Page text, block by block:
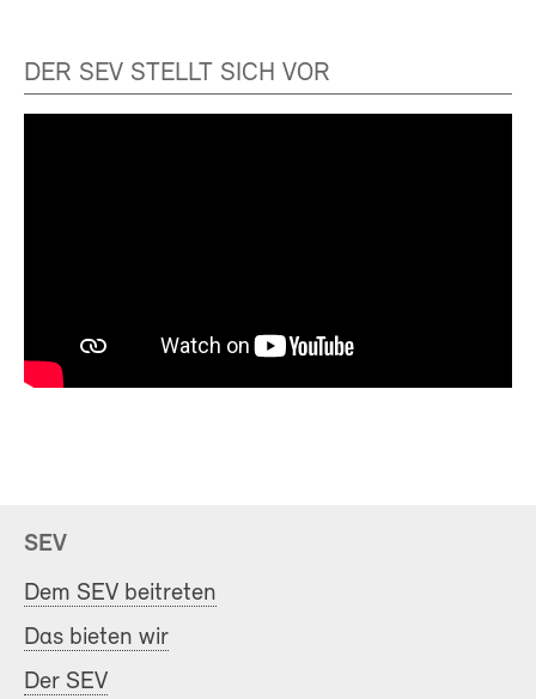
DER SEV STELLT SICH VOR
SEV
Dem SEV beitreten
Das bieten wir
Der SEV